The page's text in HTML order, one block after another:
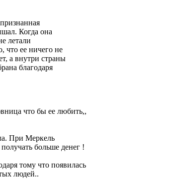
Когда она
летали
что ее ничего не
а внутри страны
благодаря
что бы ее любить,,
При Меркель
больше денег !
тому что появилась
людей..